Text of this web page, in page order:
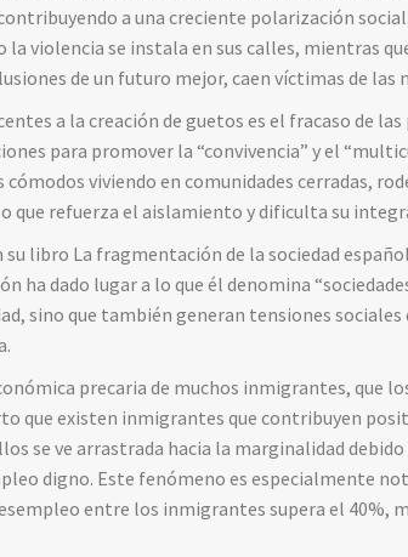
a una creciente polarización
violencia se instala en sus calles, mientras
de un futuro mejor, caen víctimas de las
a la creación de guetos es el fracaso de
para promover la “convivencia” y el
viviendo en comunidades cerradas,
refuerza el aislamiento y dificulta su
libro La fragmentación de la sociedad
ha dado lugar a lo que él denomina
sino que también generan tensiones sociales
precaria de muchos inmigrantes, que
que existen inmigrantes que contribuyen
se ve arrastrada hacia la marginalidad
digno. Este fenómeno es especialmente
entre los inmigrantes supera el 40%,